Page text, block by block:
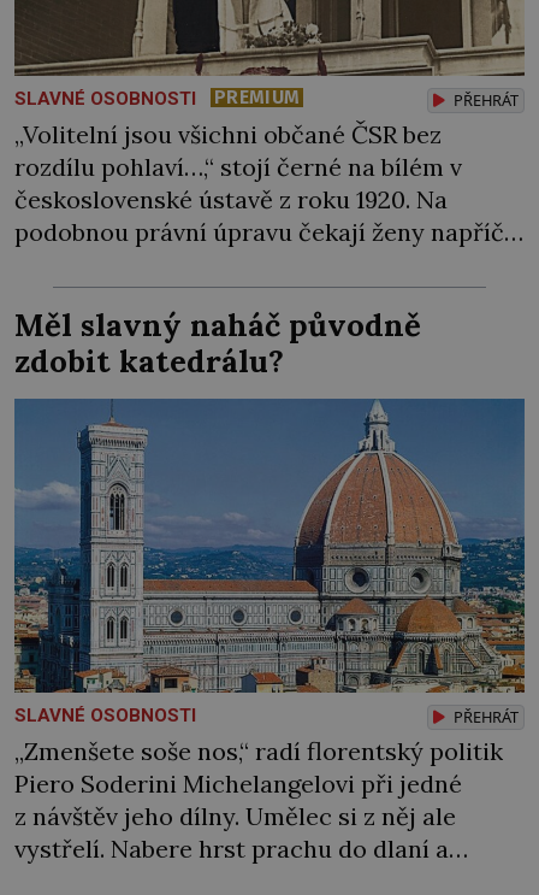
SLAVNÉ OSOBNOSTI PREMIUM PŘEHRÁT
„Volitelní jsou všichni občané ČSR bez
rozdílu pohlaví…,“ stojí černé na bílém v
československé ústavě z roku 1920. Na
podobnou právní úpravu čekají ženy napříč
bojují… Politikaření bylo po dlouhá staletí
výsadou mužů. Samozřejmě, že se v průběhu
dějin čas od času objevila nějaká velká
panovnice, ale daly […]
Měl slavný naháč původně
zdobit katedrálu?
SLAVNÉ OSOBNOSTI PŘEHRÁT
„Zmenšete soše nos,“ radí florentský politik
Piero Soderini Michelangelovi při jedné
z návštěv jeho dílny. Umělec si z něj ale
vystřelí. Nabere hrst prachu do dlaní a